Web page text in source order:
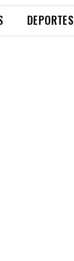
DEPORTES